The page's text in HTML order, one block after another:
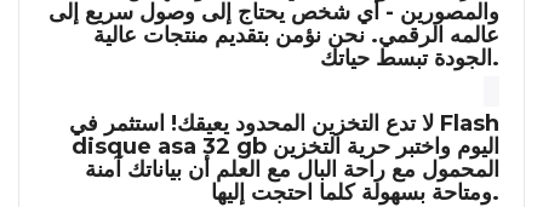
والمصورين - أي شخص يحتاج إلى وصول سريع إلى
عالمه الرقمي. نحن نؤمن بتقديم منتجات عالية
الجودة تبسط حياتك.
Flash
disque asa 32 gb
المحمول مع راحة البال مع العلم أن بياناتك آمنة
ومتاحة بسهولة كلما احتجت إليها.